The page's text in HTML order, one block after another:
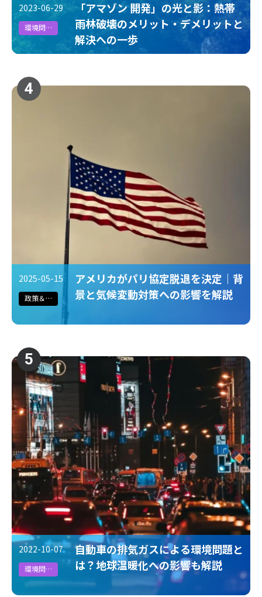
2023-06-29
環境問題
「アマゾン 開発」の光と影：熱帯
雨林破壊のメリット・デメリットと
解決への一歩
4
2025-05-15
政策＆法規制
アメリカがパリ協定脱退を決定｜背
景と気候変動対策への影響を解説
5
2022-10-07
環境問題
自動車の排気ガスによる環境問題と
は？地球温暖化への影響も解説